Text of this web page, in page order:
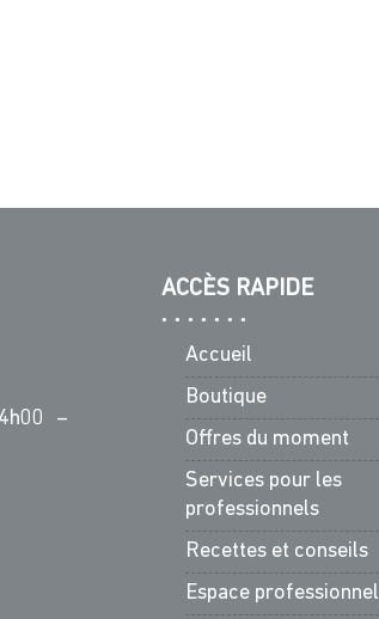
–
ACCÈS RAPIDE
Accueil
Boutique
Offres du moment
Services pour les
professionnels
Recettes et conseils
Espace professionnel